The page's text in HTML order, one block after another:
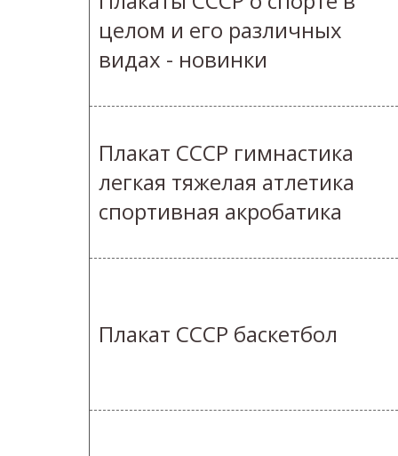
целом и его различных
видах - новинки
Плакат СССР гимнастика
легкая тяжелая атлетика
спортивная акробатика
Плакат СССР баскетбол